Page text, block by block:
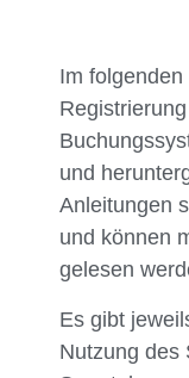
Im
und
Anleitungen
und können
gelesen
Es gibt
Nutzung des